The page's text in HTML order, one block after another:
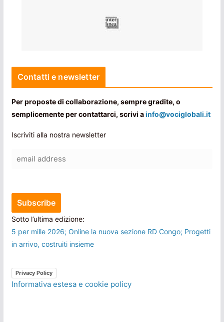
Contatti e newsletter
Per proposte di collaborazione, sempre gradite, o
semplicemente per contattarci, scrivi ainfo@vociglobali.it
Iscriviti alla nostra newsletter
Sotto l’ultima edizione:
5 per mille 2026; Online la nuova sezione RD Congo; Progetti
in arrivo, costruiti insieme
Privacy Policy
Informativa estesa e cookie policy